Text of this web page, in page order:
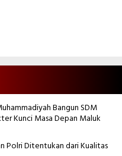
Bangun SDM
Kunci Masa Depan Maluk
Polri Ditentukan dari Kualitas